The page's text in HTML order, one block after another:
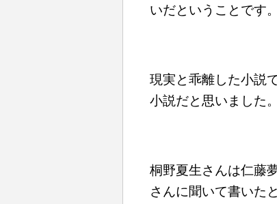
いだということです。
現実と乖離した小説
小説だと思いました。
桐野夏生さんは仁藤
さんに聞いて書いた